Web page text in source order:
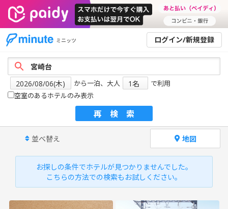
ミニッツ ログイン/新規登録
から一泊、大人
で利用
空室のあるホテルのみ表示
再検索
並べ替え 地図
お探しの条件でホテルが見つかりませんでした。
こちらの方法での検索もお試しください。